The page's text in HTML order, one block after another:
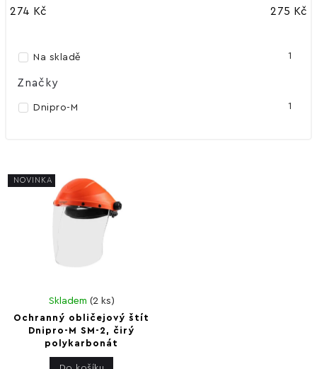
Nejdražší
274 Kč 275 Kč
Na skladě 1
Značky
Dnipro-M 1
NOVINKA
Ochranný obličejový štít
Dnipro-M SM-2, čirý
polykarbonát
Skladem (2 ks)